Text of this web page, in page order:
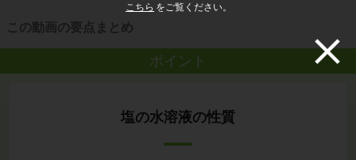
こちら をご覧ください。
この動画の要点まとめ
ポイント
塩の水溶液の性質